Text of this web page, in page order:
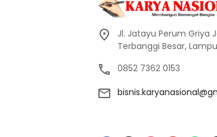
Jl. Jatayu Perum Griya
Terbanggi Besar,
0852 7362 0153